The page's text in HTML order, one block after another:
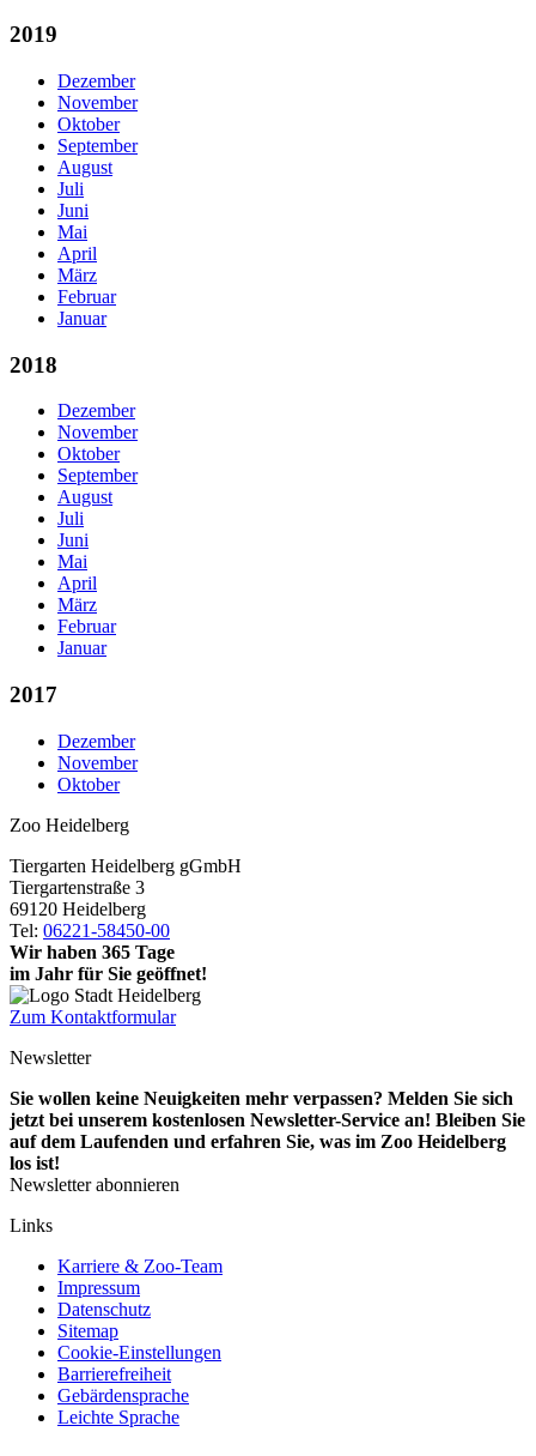
2019
Dezember
November
Oktober
September
August
Juli
Juni
Mai
April
März
Februar
Januar
2018
Dezember
November
Oktober
September
August
Juli
Juni
Mai
April
März
Februar
Januar
2017
Dezember
November
Oktober
Zoo Heidelberg
Tiergarten Heidelberg gGmbH
Tiergartenstraße 3
69120 Heidelberg
Tel: 06221-58450-00
Wir haben 365 Tage
im Jahr für Sie geöffnet!
Zum Kontaktformular
Newsletter
Sie wollen keine Neuigkeiten mehr verpassen? Melden Sie sich
jetzt bei unserem kostenlosen Newsletter-Service an! Bleiben Sie
auf dem Laufenden und erfahren Sie, was im Zoo Heidelberg
los ist!
Newsletter abonnieren
Links
Karriere & Zoo-Team
Impressum
Datenschutz
Sitemap
Cookie-Einstellungen
Barrierefreiheit
Gebärdensprache
Leichte Sprache